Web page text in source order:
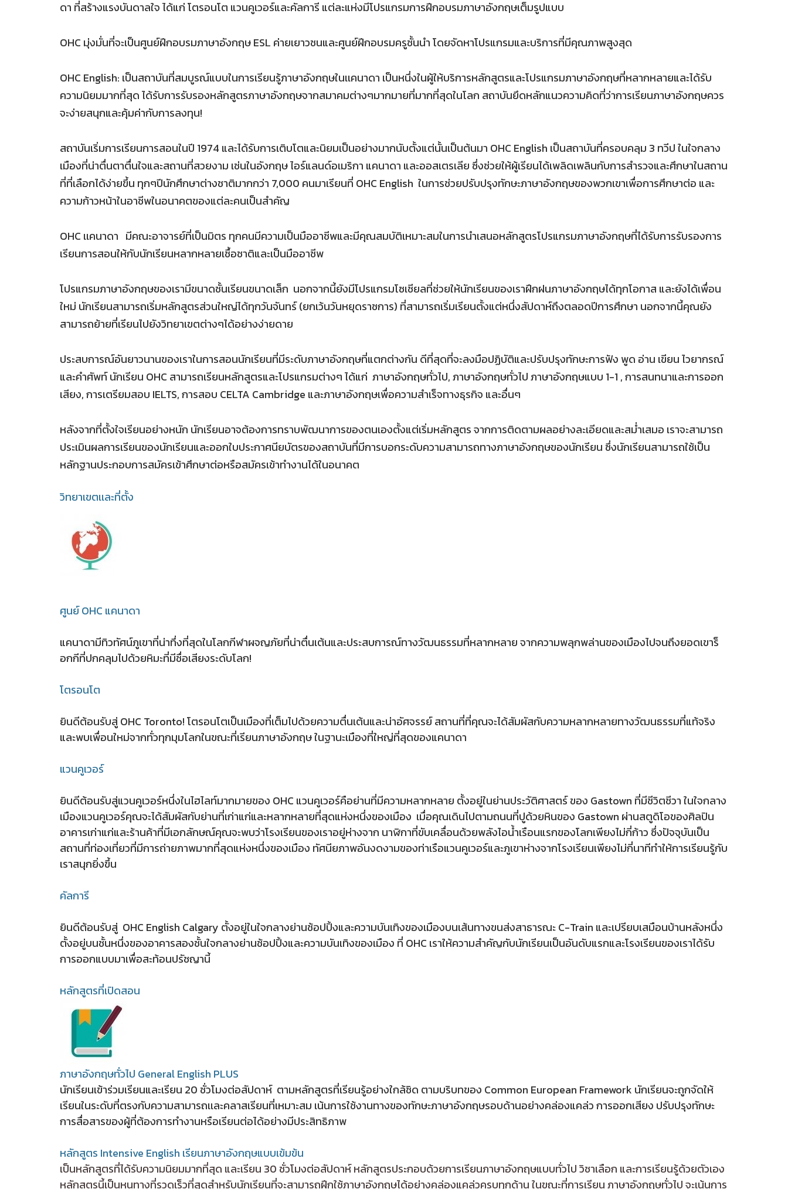
ดา ที่สร้างแรงบันดาลใจ ได้แก่ โตรอนโต แวนคูเวอร์และคัลการี แต่ละแห่งมีโปรแกรมการฝึกอบรมภาษาอังกฤษเต็มรูปแบบ
OHC มุ่งมั่นที่จะเป็นศูนย์ฝึกอบรมภาษาอังกฤษ ESL ค่ายเยาวชนและศูนย์ฝึกอบรมครูชั้นนำ โดยจัดหาโปรแกรมและบริการที่มีคุณภาพสูงสุด
OHC English: เป็นสถาบันที่สมบูรณ์แบบในการเรียนรู้ภาษาอังกฤษในเเคนาดา เป็นหนึ่งในผู้ให้บริการหลักสูตรและโปรแกรมภาษาอังกฤษที่หลากหลายและได้รับ
ความนิยมมากที่สุด ได้รับการรับรองหลักสูตรภาษาอังกฤษจากสมาคมต่างๆมากมายที่มากที่สุดในโลก สถาบันยึดหลักแนวความคิดที่ว่าการเรียนภาษาอังกฤษควร
จะง่ายสนุกและคุ้มค่ากับการลงทุน!
สถาบันเริ่มการเรียนการสอนในปี 1974 และได้รับการเติบโตและนิยมเป็นอย่างมากนับตั้งแต่นั้นเป็นต้นมา OHC English เป็นสถาบันที่ครอบคลุม 3 ทวีป ในใจกลาง
เมืองที่น่าตื่นตาตื่นใจและสถานที่สวยงาม เช่นในอังกฤษ ไอร์แลนด์อเมริกา แคนาดา และออสเตรเลีย ซึ่งช่วยให้ผู้เรียนได้เพลิดเพลินกับการสำรวจและศึกษาในสถาน
ที่ที่เลือกได้ง่ายขึ้น ทุกๆปีนักศึกษาต่างชาติมากกว่า 7,000 คนมาเรียนที่ OHC English ในการช่วยปรับปรุงทักษะภาษาอังกฤษของพวกเขาเพื่อการศึกษาต่อ และ
ความก้าวหน้าในอาชีพในอนาคตของแต่ละคนเป็นสำคัญ
OHC เเคนาดา มีคณะอาจารย์ที่เป็นมิตร ทุกคนมีความเป็นมืออาชีพและมีคุณสมบัติเหมาะสมในการนำเสนอหลักสูตรโปรแกรมภาษาอังกฤษที่ได้รับการรับรองการ
เรียนการสอนให้กับนักเรียนหลากหลายเชื้อชาติและเป็นมืออาชีพ
โปรแกรมภาษาอังกฤษของเรามีขนาดชั้นเรียนขนาดเล็ก นอกจากนี้ยังมีโปรแกรมโซเชียลที่ช่วยให้นักเรียนของเราฝึกฝนภาษาอังกฤษได้ทุกโอกาส และยังได้เพื่อน
ใหม่ นักเรียนสามารถเริ่มหลักสูตรส่วนใหญ่ได้ทุกวันจันทร์ (ยกเว้นวันหยุดราชการ) ที่สามารถเริ่มเรียนตั้งแต่หนึ่งสัปดาห์ถึงตลอดปีการศึกษา นอกจากนี้คุณยัง
สามารถย้ายที่เรียนไปยังวิทยาเขตต่างๆได้อย่างง่ายดาย
ประสบการณ์อันยาวนานของเราในการสอนนักเรียนที่มีระดับภาษาอังกฤษที่แตกต่างกัน ดีที่สุดที่จะลงมือปฏิบัติและปรับปรุงทักษะการฟัง พูด อ่าน เขียน ไวยากรณ์
และคำศัพท์ นักเรียน OHC สามารถเรียนหลักสูตรและโปรแกรมต่างๆ ได้แก่ ภาษาอังกฤษทั่วไป, ภาษาอังกฤษทั่วไป ภาษาอังกฤษแบบ 1-1 , การสนทนาและการออก
เสียง, การเตรียมสอบ IELTS, การสอบ CELTA Cambridge และภาษาอังกฤษเพื่อความสำเร็จทางธุรกิจ และอื่นๆ
หลังจากที่ตั้งใจเรียนอย่างหนัก นักเรียนอาจต้องการทราบพัฒนาการของตนเองตั้งแต่เริ่มหลักสูตร จากการติดตามผลอย่างละเอียดและสม่ำเสมอ เราจะสามารถ
ประเมินผลการเรียนของนักเรียนและออกใบประกาศนียบัตรของสถาบันที่มีการบอกระดับความสามารถทางภาษาอังกฤษของนักเรียน ซึ่งนักเรียนสามารถใช้เป็น
หลักฐานประกอบการสมัครเข้าศึกษาต่อหรือสมัครเข้าทำงานได้ในอนาคต
วิทยาเขตเเละที่ตั้ง
ศูนย์ OHC แคนาดา
แคนาดามีทิวทัศน์ภูเขาที่น่าทึ่งที่สุดในโลกกีฬาผจญภัยที่น่าตื่นเต้นและประสบการณ์ทางวัฒนธรรมที่หลากหลาย จากความพลุกพล่านของเมืองไปจนถึงยอดเขาร็
อกกีที่ปกคลุมไปด้วยหิมะที่มีชื่อเสียงระดับโลก!
โตรอนโต
ยินดีต้อนรับสู่ OHC Toronto! โตรอนโตเป็นเมืองที่เต็มไปด้วยความตื่นเต้นและน่าอัศจรรย์ สถานที่ที่คุณจะได้สัมผัสกับความหลากหลายทางวัฒนธรรมที่แท้จริง
และพบเพื่อนใหม่จากทั่วทุกมุมโลกในขณะที่เรียนภาษาอังกฤษ ในฐานะเมืองที่ใหญ่ที่สุดของแคนาดา
แวนคูเวอร์
ยินดีต้อนรับสู่แวนคูเวอร์หนึ่งในไฮไลท์มากมายของ OHC แวนคูเวอร์คือย่านที่มีความหลากหลาย ตั้งอยู่ในย่านประวัติศาสตร์ ของ Gastown ที่มีชีวิตชีวา ในใจกลาง
เมืองแวนคูเวอร์คุณจะได้สัมผัสกับย่านที่เก่าแก่และหลากหลายที่สุดแห่งหนึ่งของเมือง เมื่อคุณเดินไปตามถนนที่ปูด้วยหินของ Gastown ผ่านสตูดิโอของศิลปิน
อาคารเก่าแก่และร้านค้าที่มีเอกลักษณ์คุณจะพบว่าโรงเรียนของเราอยู่ห่างจาก นาฬิกาที่ขับเคลื่อนด้วยพลังไอน้ำเรือนแรกของโลกเพียงไม่กี่ก้าว ซึ่งปัจจุบันเป็น
สถานที่ท่องเที่ยวที่มีการถ่ายภาพมากที่สุดแห่งหนึ่งของเมือง ทัศนียภาพอันงดงามของท่าเรือแวนคูเวอร์และภูเขาห่างจากโรงเรียนเพียงไม่กี่นาทีทำให้การเรียนรู้กับ
เราสนุกยิ่งขึ้น
คัลการี
ยินดีต้อนรับสู่ OHC English Calgary ตั้งอยู่ในใจกลางย่านช้อปปิ้งและความบันเทิงของเมืองบนเส้นทางขนส่งสาธารณะ C-Train และเปรียบเสมือนบ้านหลังหนึ่ง
ตั้งอยู่บนชั้นหนึ่งของอาคารสองชั้นใจกลางย่านช้อปปิ้งและความบันเทิงของเมือง ที่ OHC เราให้ความสำคัญกับนักเรียนเป็นอันดับแรกและโรงเรียนของเราได้รับ
การออกแบบมาเพื่อสะท้อนปรัชญานี้
หลักสูตรที่เปิดสอน
ภาษาอังกฤษทั่วไป General English PLUS
นักเรียนเข้าร่วมเรียนและเรียน 20 ชั่วโมงต่อสัปดาห์ ตามหลักสูตรที่เรียนรู้อย่างใกล้ชิด ตามบริบทของ Common European Framework นักเรียนจะถูกจัดให้
เรียนในระดับที่ตรงกับความสามารถเเละคลาสเรียนที่เหมาะสม เน้นการใช้งานทางของทักษะภาษาอังกฤษรอบด้านอย่างคล่องแคล่ว การออกเสียง ปรับปรุงทักษะ
การสื่อสารของผู้ที่ต้องการทำงานหรือเรียนต่อได้อย่างมีประสิทธิภาพ
หลักสูตร Intensive English เรียนภาษาอังกฤษแบบเข้มข้น
เป็นหลักสูตรที่ได้รับความนิยมมากที่สุด และเรียน 30 ชั่วโมงต่อสัปดาห์ หลักสูตรประกอบด้วยการเรียนภาษาอังกฤษแบบทั่วไป วิชาเลือก และการเรียนรู้ด้วยตัวเอง
หลักสูตรนี้เป็นหนทางที่รวดเร็วที่สุดสำหรับนักเรียนที่จะสามารถฝึกใช้ภาษาอังกฤษได้อย่างคล่องแคล่วครบทุกด้าน ในขณะที่การเรียน ภาษาอังกฤษทั่วไป จะเน้นการ